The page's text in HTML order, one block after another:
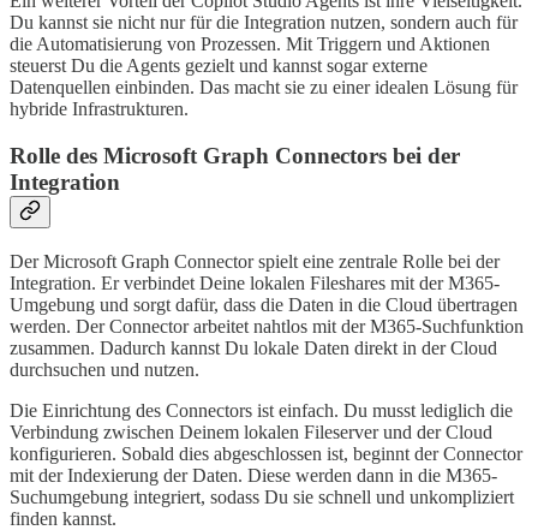
Du kannst sie nicht nur für die Integration nutzen, sondern auch für
die Automatisierung von Prozessen. Mit Triggern und Aktionen
steuerst Du die Agents gezielt und kannst sogar externe
Datenquellen einbinden. Das macht sie zu einer idealen Lösung für
hybride Infrastrukturen.
Rolle des Microsoft Graph Connectors bei der
Integration
Der Microsoft Graph Connector spielt eine zentrale Rolle bei der
Integration. Er verbindet Deine lokalen Fileshares mit der M365-
Umgebung und sorgt dafür, dass die Daten in die Cloud übertragen
werden. Der Connector arbeitet nahtlos mit der M365-Suchfunktion
zusammen. Dadurch kannst Du lokale Daten direkt in der Cloud
durchsuchen und nutzen.
Die Einrichtung des Connectors ist einfach. Du musst lediglich die
Verbindung zwischen Deinem lokalen Fileserver und der Cloud
konfigurieren. Sobald dies abgeschlossen ist, beginnt der Connector
mit der Indexierung der Daten. Diese werden dann in die M365-
Suchumgebung integriert, sodass Du sie schnell und unkompliziert
finden kannst.